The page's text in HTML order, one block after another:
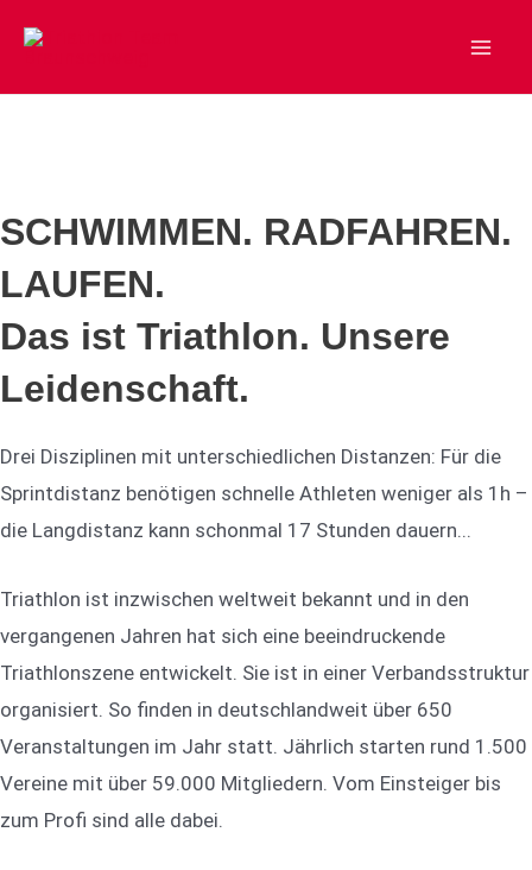
Inhalt
springen
SCHWIMMEN. RADFAHREN.
LAUFEN.
Das ist Triathlon. Unsere
Leidenschaft.
Drei Disziplinen mit unterschiedlichen Distanzen: Für die
Sprintdistanz benötigen schnelle Athleten weniger als 1h –
die Langdistanz kann schonmal 17 Stunden dauern...
Triathlon ist inzwischen weltweit bekannt und in den
vergangenen Jahren hat sich eine beeindruckende
Triathlonszene entwickelt. Sie ist in einer Verbandsstruktur
organisiert. So finden in deutschlandweit über 650
Veranstaltungen im Jahr statt. Jährlich starten rund 1.500
Vereine mit über 59.000 Mitgliedern. Vom Einsteiger bis
zum Profi sind alle dabei.